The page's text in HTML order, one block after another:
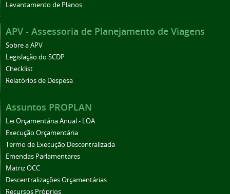
Levantamento de Planos
APV - Assessoria de Planejamento de Viagens
Sobre a APV
Legislação do SCDP
Checklist
Relatórios de Despesa
Assuntos PROPLAN
Lei Orçamentária Anual - LOA
Execução Orçamentária
Termo de Execução Descentralizada
Emendas Parlamentares
Matriz OCC
Descentralizações Orçamentárias
Recursos Próprios